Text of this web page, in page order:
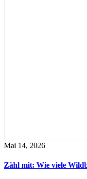
Mai 14, 2026
Zähl mit: Wie viele